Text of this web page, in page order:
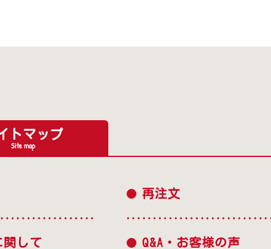
トマップ
Site map
関して
再注文
Q&A・お客様の声